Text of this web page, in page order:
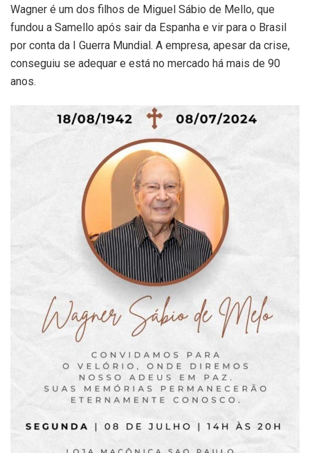
Wagner é um dos filhos de Miguel Sábio de Mello, que
fundou a Samello após sair da Espanha e vir para o Brasil
por conta da I Guerra Mundial. A empresa, apesar da crise,
conseguiu se adequar e está no mercado há mais de 90
anos.